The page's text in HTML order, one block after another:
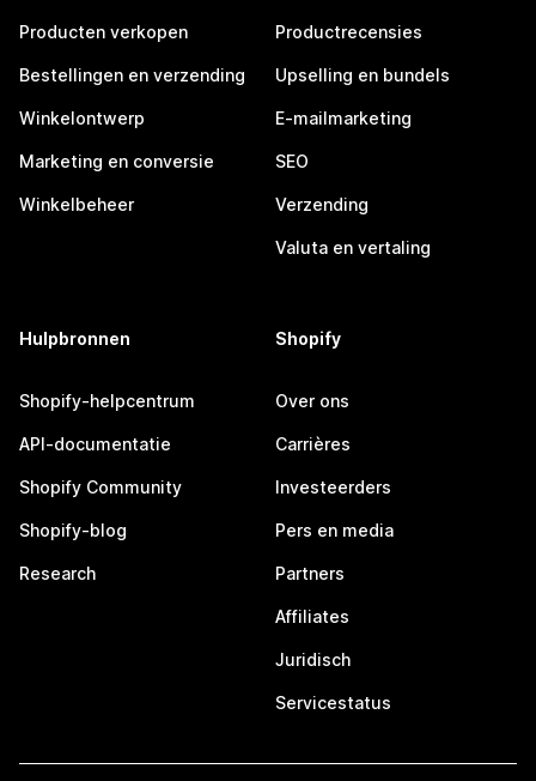
Producten verkopen
Bestellingen en verzending
Winkelontwerp
Marketing en conversie
Winkelbeheer
Productrecensies
Upselling en bundels
E-mailmarketing
SEO
Verzending
Valuta en vertaling
Hulpbronnen
Shopify-helpcentrum
API-documentatie
Shopify Community
Shopify-blog
Research
Shopify
Over ons
Carrières
Investeerders
Pers en media
Partners
Affiliates
Juridisch
Servicestatus